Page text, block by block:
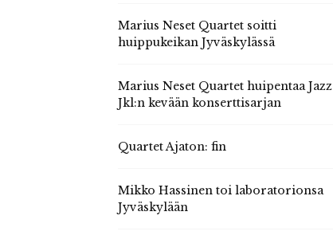
Marius Neset Quartet soitti
huippukeikan Jyväskylässä
Marius Neset Quartet huipentaa Jazz
Jkl:n kevään konserttisarjan
Quartet Ajaton: fin
Mikko Hassinen toi laboratorionsa
Jyväskylään